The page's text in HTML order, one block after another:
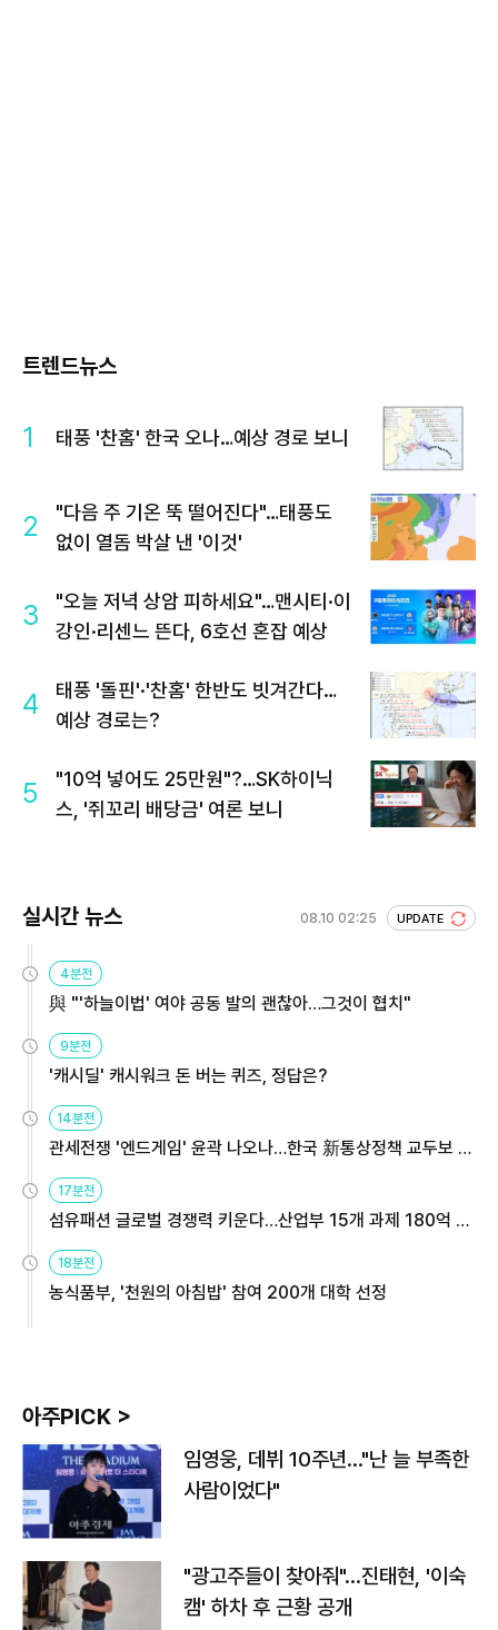
트렌드뉴스
1 태풍 '찬홈' 한국 오나…예상 경로 보니
2
"다음 주 기온 뚝 떨어진다"…태풍도
없이 열돔 박살 낸 '이것'
3
"오늘 저녁 상암 피하세요"…맨시티·이
강인·리센느 뜬다, 6호선 혼잡 예상
4
태풍 '돌핀'·'찬홈' 한반도 빗겨간다…
예상 경로는?
5
"10억 넣어도 25만원"?…SK하이닉
스, '쥐꼬리 배당금' 여론 보니
실시간 뉴스 08.10 02:25 UPDATE
4분전
與 "'하늘이법' 여야 공동 발의 괜찮아…그것이 협치"
9분전
'캐시딜' 캐시워크 돈 버는 퀴즈, 정답은?
14분전
관세전쟁 '엔드게임' 윤곽 나오나…한국 新통상정책 교두보 활
용해야
17분전
섬유패션 글로벌 경쟁력 키운다…산업부 15개 과제 180억 지
원
18분전
농식품부, '천원의 아침밥' 참여 200개 대학 선정
아주PICK >
임영웅, 데뷔 10주년…"난 늘 부족한
사람이었다"
"광고주들이 찾아줘"…진태현, '이숙
캠' 하차 후 근황 공개